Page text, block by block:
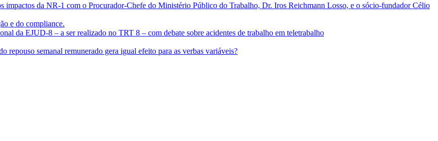
impactos da NR-1 com o Procurador-Chefe do Ministério Público do Trabalho, Dr. Iros Reichmann Losso, e o sócio-fundador Célio
e do compliance.
da EJUD-8 – a ser realizado no TRT 8 – com debate sobre acidentes de trabalho em teletrabalho
repouso semanal remunerado gera igual efeito para as verbas variáveis?